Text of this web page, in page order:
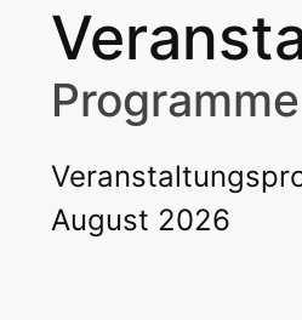
August 2026